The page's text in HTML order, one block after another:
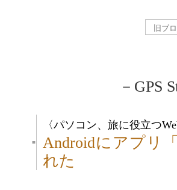
－GPS
■
〈パソコン、旅に役立つ
Androidにアプリ
れた